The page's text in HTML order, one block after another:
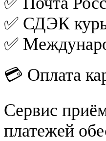
✅ СДЭК
✅
💳 Оплата
Сервис
платежей